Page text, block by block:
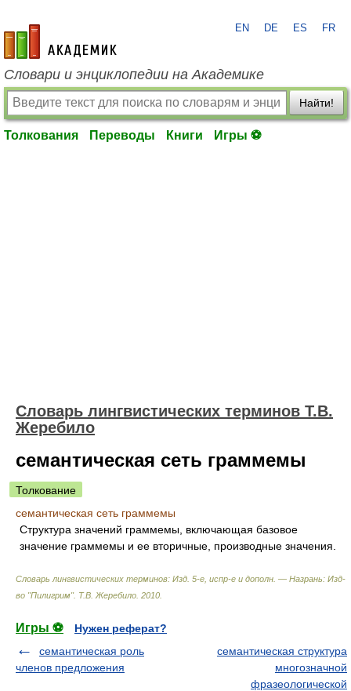
academic.ru
EN DE ES FR
Словари и энциклопедии на Академике
Найти!
Толкования Переводы Книги Игры ⚽
Словарь лингвистических терминов Т.В.
Жеребило
семантическая сеть граммемы
Толкование
семантическая сеть граммемы
Структура значений граммемы, включающая базовое
значение граммемы и ее вторичные, производные значения.
Словарь лингвистических терминов: Изд. 5-е, испр-е и дополн. — Назрань: Изд-
во "Пилигрим". Т.В. Жеребило 2010
Игры ⚽
Нужен реферат?
семантическая роль
членов предложения
семантическая структура
многозначной
фразеологической